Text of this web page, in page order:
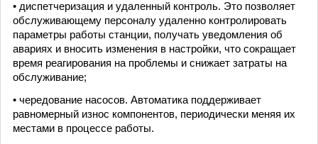
• диспетчеризация и удаленный контроль. Это позволяет
обслуживающему персоналу удаленно контролировать
параметры работы станции, получать уведомления об
авариях и вносить изменения в настройки, что сокращает
время реагирования на проблемы и снижает затраты на
обслуживание;
• чередование насосов. Автоматика поддерживает
равномерный износ компонентов, периодически меняя их
местами в процессе работы.